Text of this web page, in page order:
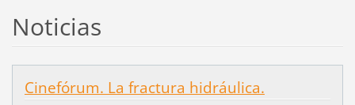
Noticias
Cinefórum. La fractura hidráulica.